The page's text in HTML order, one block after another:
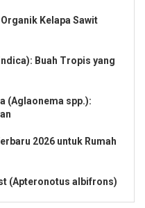
Kelapa Sawit
Buah Tropis yang
(Aglaonema spp.):
2026 untuk Rumah
(Apteronotus albifrons)